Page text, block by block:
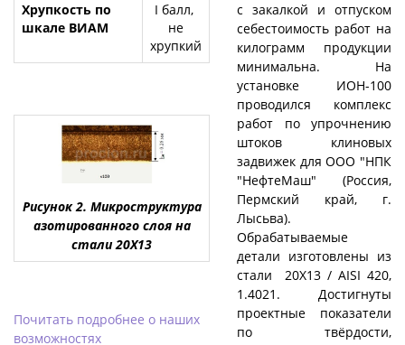
Хрупкость по
шкале ВИАМ
I балл,
не
хрупкий
Рисунок 2. Микроструктура
азотированного слоя на
стали 20Х13
Почитать подробнее о наших
возможностях
с закалкой и отпуском
себестоимость работ на
килограмм продукции
минимальна. На
установке ИОН-100
проводился комплекс
работ по упрочнению
штоков клиновых
задвижек для ООО "НПК
"НефтеМаш" (Россия,
Пермский край, г.
Лысьва).
Обрабатываемые
детали изготовлены из
стали 20Х13 / AISI 420,
1.4021. Достигнуты
проектные показатели
по твёрдости,